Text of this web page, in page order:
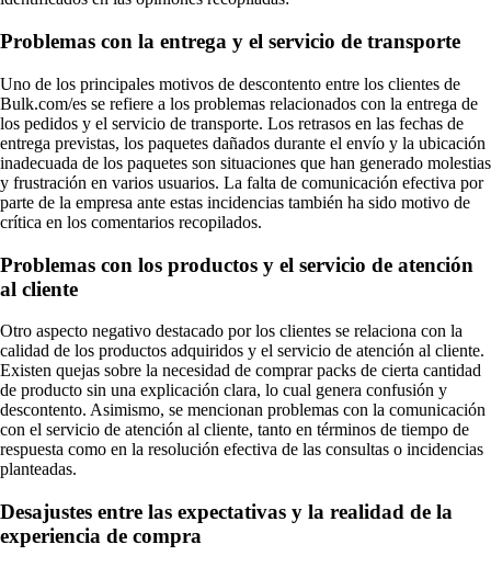
Problemas con la entrega y el servicio de transporte
Uno de los principales motivos de descontento entre los clientes de
Bulk.com/es se refiere a los problemas relacionados con la entrega de
los pedidos y el servicio de transporte. Los retrasos en las fechas de
entrega previstas, los paquetes dañados durante el envío y la ubicación
inadecuada de los paquetes son situaciones que han generado molestias
y frustración en varios usuarios. La falta de comunicación efectiva por
parte de la empresa ante estas incidencias también ha sido motivo de
crítica en los comentarios recopilados.
Problemas con los productos y el servicio de atención
al cliente
Otro aspecto negativo destacado por los clientes se relaciona con la
calidad de los productos adquiridos y el servicio de atención al cliente.
Existen quejas sobre la necesidad de comprar packs de cierta cantidad
de producto sin una explicación clara, lo cual genera confusión y
descontento. Asimismo, se mencionan problemas con la comunicación
con el servicio de atención al cliente, tanto en términos de tiempo de
respuesta como en la resolución efectiva de las consultas o incidencias
planteadas.
Desajustes entre las expectativas y la realidad de la
experiencia de compra